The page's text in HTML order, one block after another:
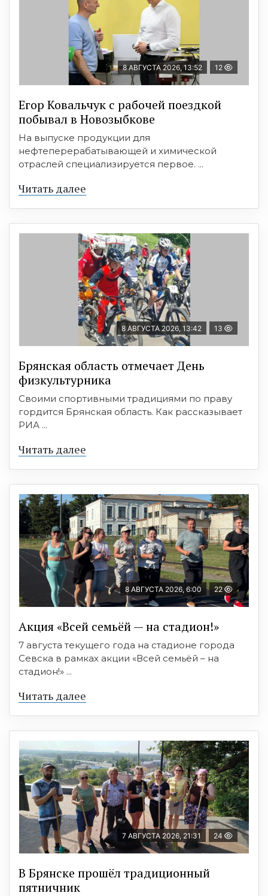
8 АВГУСТА 2026, 13:52 12
Егор Ковальчук с рабочей поездкой
побывал в Новозыбкове
На выпуске продукции для
нефтеперерабатывающей и химической
отраслей специализируется первое. ...
Читать далее
8 АВГУСТА 2026, 13:42 13
Брянская область отмечает День
физкультурника
Своими спортивными традициями по праву
гордится Брянская область. Как рассказывает
РИА ...
Читать далее
8 АВГУСТА 2026, 6:00 22
Акция «Всей семьёй — на стадион!»
7 августа текущего года на стадионе города
Севска в рамках акции «Всей семьёй – на
стадион!» ...
Читать далее
7 АВГУСТА 2026, 21:31 24
В Брянске прошёл традиционный
пятничник